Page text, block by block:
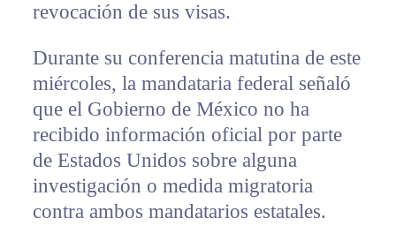
revocación de sus visas.
Durante su conferencia matutina de este
miércoles, la mandataria federal señaló
que el Gobierno de México no ha
recibido información oficial por parte
de Estados Unidos sobre alguna
investigación o medida migratoria
contra ambos mandatarios estatales.